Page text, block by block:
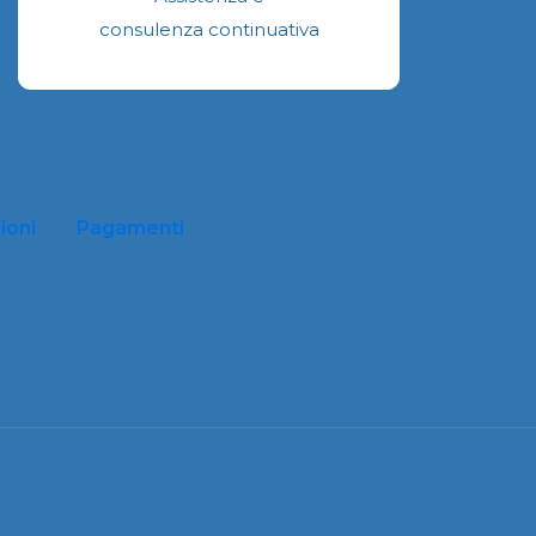
consulenza continuativa
Pagamenti